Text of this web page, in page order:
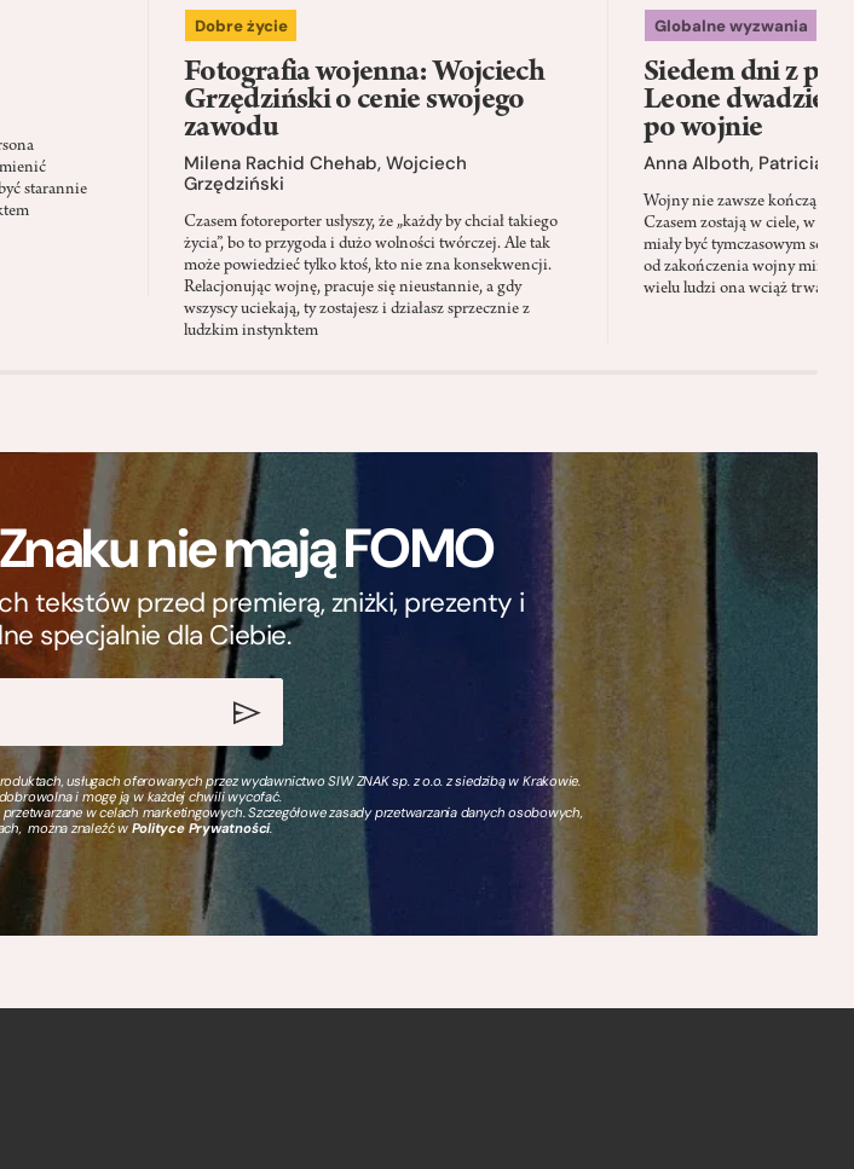
starannie
Dobre życie
Fotografia wojenna: Wojciech
Grzędziński o cenie swojego
zawodu
Milena Rachid Chehab, Wojciech
Grzędziński
Czasem fotoreporter usłyszy, że „każdy by chciał takiego
życia”, bo to przygoda i dużo wolności twórczej. Ale tak
może powiedzieć tylko ktoś, kto nie zna konsekwencji.
Relacjonując wojnę, pracuje się nieustannie, a gdy
wszyscy uciekają, ty zostajesz i działasz sprzecznie z
ludzkim instynktem
Globalne wyzwania
Siedem dni z
Leone
po wojnie
Anna Alboth, Patricia
Wojny nie zawsze kończą się
Czasem zostają w ciele, w
miały być tymczasowym
od zakończenia wojny minęły
wielu ludzi ona wciąż trwa
nie mają FOMO
tekstów przed premierą, zniżki, prezenty i
specjalnie dla Ciebie.
usługach oferowanych przez wydawnictwo SIW ZNAK sp. z o.o. z siedzibą w Krakowie.
i mogę ją w każdej chwili wycofać.
w celach marketingowych. Szczegółowe zasady przetwarzania danych osobowych,
można znaleźć wPolityce Prywatności.